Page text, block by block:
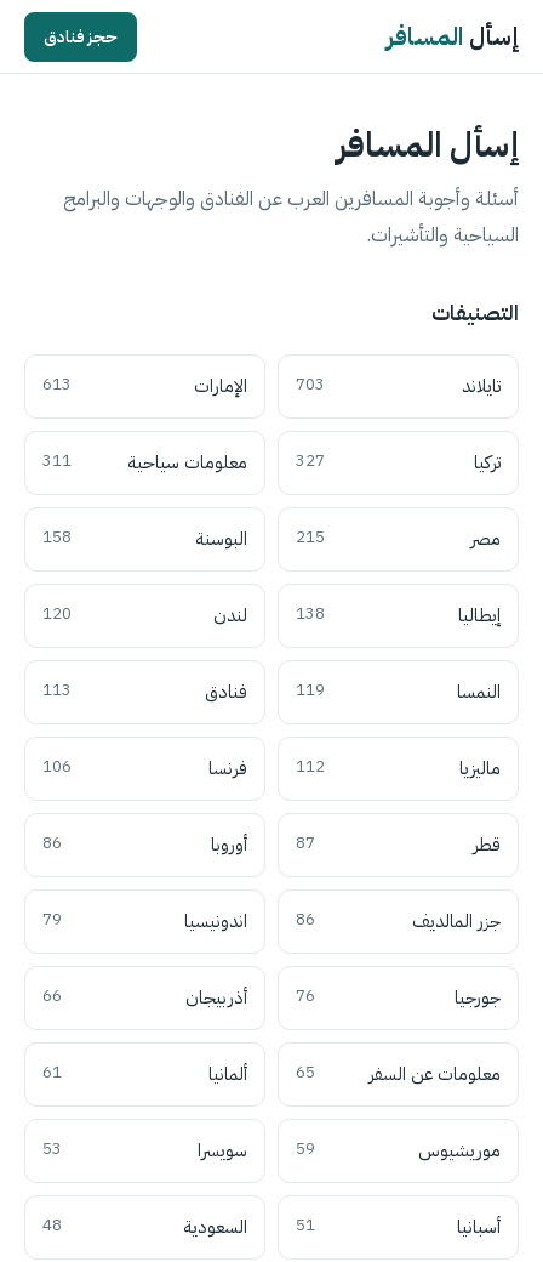
إسأل المسافر حجز فنادق
إسأل المسافر
أسئلة وأجوبة المسافرين العرب عن الفنادق والوجهات والبرامج
السياحية والتأشيرات.
التصنيفات
تايلاند 703 الإمارات 613
تركيا 327 معلومات سياحية 311
مصر 215 البوسنة 158
إيطاليا 138 لندن 120
النمسا 119 فنادق 113
ماليزيا 112 فرنسا 106
قطر 87 أوروبا 86
جزر المالديف 86 اندونيسيا 79
جورجيا 76 أذربيجان 66
معلومات عن السفر 65 ألمانيا 61
موريشيوس 59 سويسرا 53
أسبانيا 51 السعودية 48